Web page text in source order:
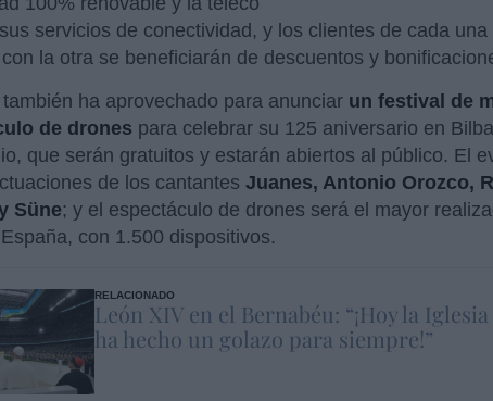
servicios de conectividad, y los clientes de cada
la otra se beneficiarán de descuentos y
ha aprovechado para anunciar un festival de
de drones para celebrar su 125 aniversario en
que serán gratuitos y estarán abiertos al público. El
de los cantantes Juanes, Antonio Orozco,
Süne; y el espectáculo de drones será el mayor
con 1.500 dispositivos.
RELACIONADO
León XIV en el Bernabéu: “¡Hoy la
ha hecho un golazo para siempre!”